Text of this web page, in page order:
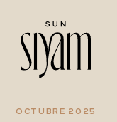
OCTUBRE 2025